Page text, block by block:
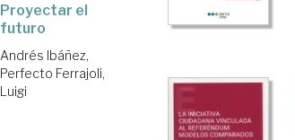
Proyectar el
futuro
Andrés Ibáñez,
Perfecto Ferrajoli,
Luigi